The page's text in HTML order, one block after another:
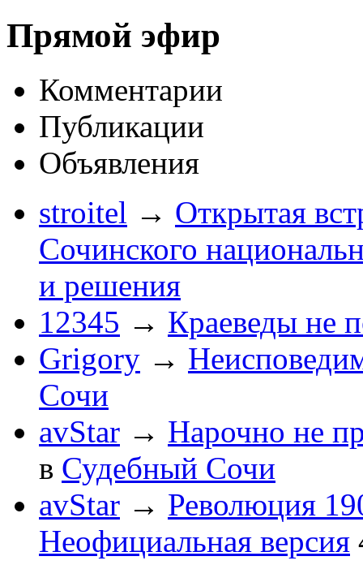
Прямой эфир
Комментарии
Публикации
Объявления
stroitel → Открытая
Сочинского
и решения
12345 → Краеведы не
Grigory →
Сочи
avStar → Нарочно не
в Судебный Сочи
avStar → Революция
Неофициальная версия